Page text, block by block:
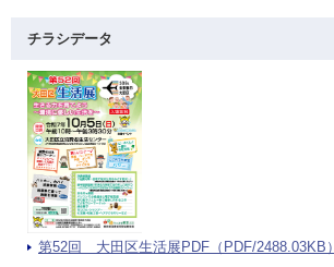
チラシデータ
第52回 大田区生活展PDF（PDF/2488.03KB）